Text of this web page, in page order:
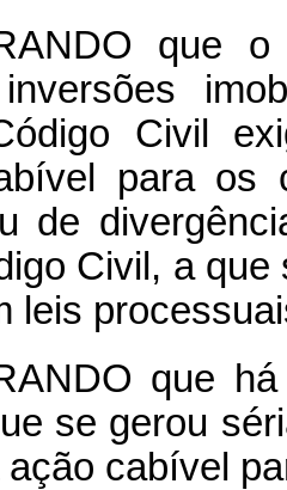
que
Civil
para os
de
Civil, a
leis
que
se gerou
cabível